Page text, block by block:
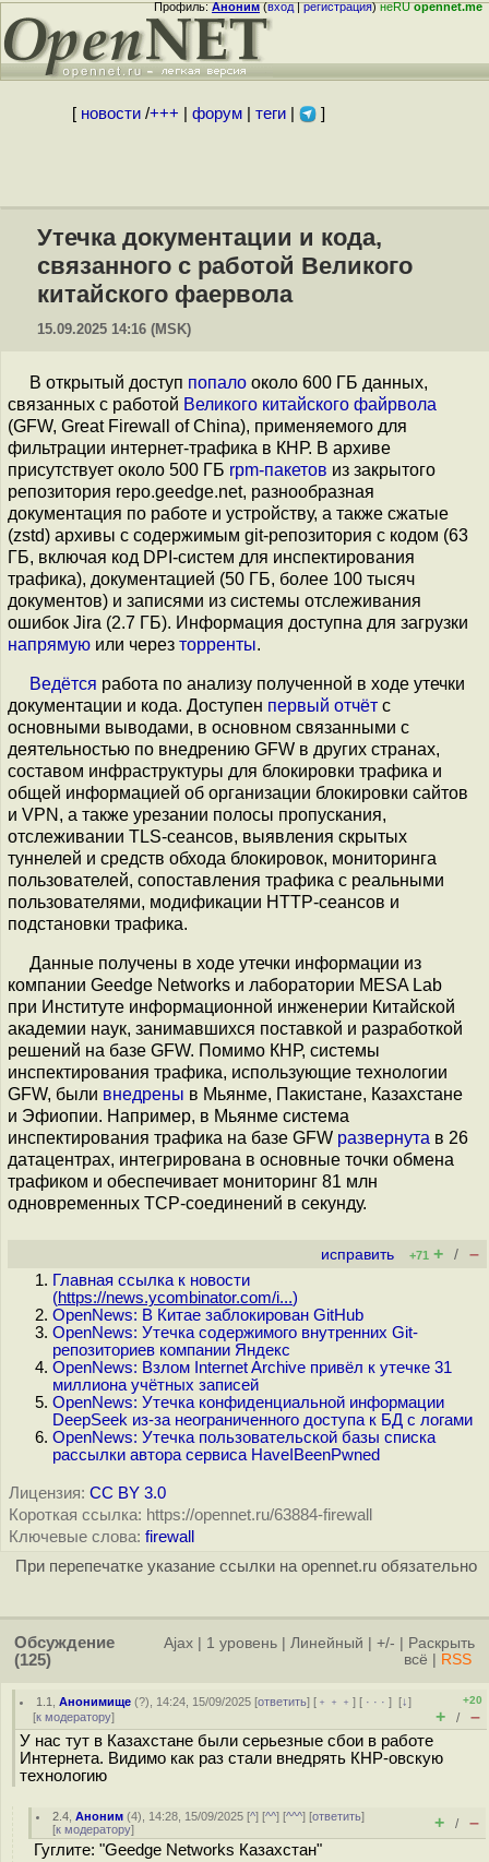
Профиль:Аноним(вход|регистрация)неRUopennet.me
[ новости/+++ форум| теги| ]
Утечка документации и кода,
связанного с работой Великого
китайского фаервола
15.09.2025 14:16 (MSK)
В открытый доступ попало около 600 ГБ данных,
связанных с работой Великого китайского файрвола
(GFW, Great Firewall of China), применяемого для
фильтрации интернет-трафика в КНР. В архиве
присутствует около 500 ГБ rpm-пакетов из закрытого
репозитория repo.geedge.net, разнообразная
документация по работе и устройству, а также сжатые
(zstd) архивы с содержимым git-репозитория с кодом (63
ГБ, включая код DPI-систем для инспектирования
трафика), документацией (50 ГБ, более 100 тысяч
документов) и записями из системы отслеживания
ошибок Jira (2.7 ГБ). Информация доступна для загрузки
напрямую или через торренты.
Ведётся работа по анализу полученной в ходе утечки
документации и кода. Доступен первый отчёт с
основными выводами, в основном связанными с
деятельностью по внедрению GFW в других странах,
составом инфраструктуры для блокировки трафика и
общей информацией об организации блокировки сайтов
и VPN, а также урезании полосы пропускания,
отслеживании TLS-сеансов, выявления скрытых
туннелей и средств обхода блокировок, мониторинга
пользователей, сопоставления трафика с реальными
пользователями, модификации HTTP-сеансов и
подстановки трафика.
Данные получены в ходе утечки информации из
компании Geedge Networks и лаборатории MESA Lab
при Институте информационной инженерии Китайской
академии наук, занимавшихся поставкой и разработкой
решений на базе GFW. Помимо КНР, системы
инспектирования трафика, использующие технологии
GFW, были внедрены в Мьянме, Пакистане, Казахстане
и Эфиопии. Например, в Мьянме система
инспектирования трафика на базе GFW развернута в 26
датацентрах, интегрирована в основные точки обмена
трафиком и обеспечивает мониторинг 81 млн
одновременных TCP-соединений в секунду.
исправить +71 + / –
Главная ссылка к новости
(https://news.ycombinator.com/i...)
OpenNews: В Китае заблокирован GitHub
OpenNews: Утечка содержимого внутренних Git-
репозиториев компании Яндекс
OpenNews: Взлом Internet Archive привёл к утечке 31
миллиона учётных записей
OpenNews: Утечка конфиденциальной информации
DeepSeek из-за неограниченного доступа к БД с логами
OpenNews: Утечка пользовательской базы списка
рассылки автора сервиса HaveIBeenPwned
Лицензия: CC BY 3.0
Короткая ссылка: https://opennet.ru/63884-firewall
Ключевые слова: firewall
При перепечатке указание ссылки на opennet.ru обязательно
Обсуждение
(125)
Ajax 1 уровень Линейный +/-
Раскрыть
всё
RSS
1.1 ,Анонимище (?), 14:24, 15/09/2025 [ответить] [ ﹢﹢﹢] [ · · ·][↓]
[к модератору]
+20
+ / –
У нас тут в Казахстане были серьезные сбои в работе
Интернета. Видимо как раз стали внедрять КНР-овскую
технологию
2.4 ,Аноним (4), 14:28, 15/09/2025 [^] [^^] [^^^] [ответить]
[к модератору] + / –
Гуглите: "Geedge Networks Казахстан"